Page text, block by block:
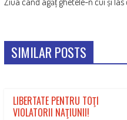
SIMILAR POSTS
LIBERTATE PENTRU TOŢI
VIOLATORII NAŢIUNII!